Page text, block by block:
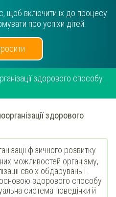
щоб включити їх до процесу
про успіхи дітей.
здорового способу
здорового
фізичного розвитку
можливостей організму,
своїх обдарувань і
основою здорового способу
система поведінки й